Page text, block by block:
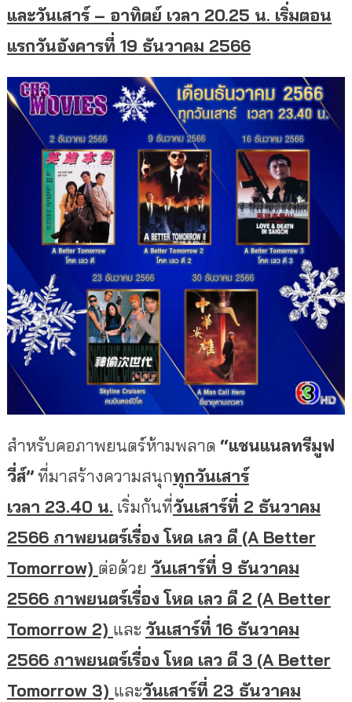
และวันเสาร์ – อาทิตย์ เวลา 20.25 น. เริ่มตอน
แรกวันอังคารที่ 19 ธันวาคม 2566
สำหรับคอภาพยนตร์ห้ามพลาด “แชนแนลทรีมูฟ
วี่ส์”ที่มาสร้างความสนุกทุกวันเสาร์
เวลา 23.40 น. เริ่มกันที่วันเสาร์ที่ 2 ธันวาคม
2566 ภาพยนตร์เรื่อง โหด เลว ดี (A Better
Tomorrow) ต่อด้วย วันเสาร์ที่ 9 ธันวาคม
2566 ภาพยนตร์เรื่อง โหด เลว ดี 2 (A Better
Tomorrow 2) และ วันเสาร์ที่ 16 ธันวาคม
2566 ภาพยนตร์เรื่อง โหด เลว ดี 3 (A Better
Tomorrow 3) และวันเสาร์ที่ 23 ธันวาคม